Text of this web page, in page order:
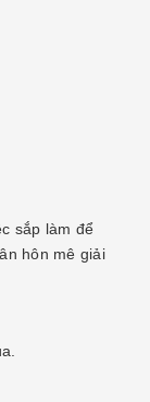
sắp làm để
hôn mê giải